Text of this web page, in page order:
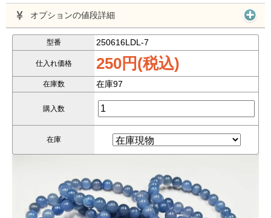
✨ 青空のような透明感！落ち着きと癒しを感じさせる天
然石 ✨
なんと卸価格 → 1本 250円（税込）！！
イベント配布・ノベルティにも最適！
高見えする品質なのにこの価格は破格です。
🔹 サイズ：8mm
🔹 石種：天然ブルーアベンチュリン
オプションの値段詳細
型番 250616LDL-7
仕入れ価格 250円(税込)
在庫数 在庫97
購入数
在庫